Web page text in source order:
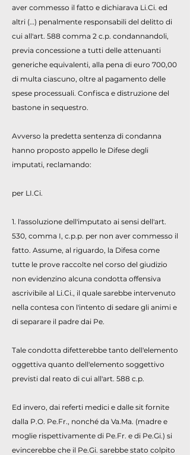
aver commesso il fatto e dichiarava Li.Ci. ed
altri (…) penalmente responsabili del delitto di
cui all'art. 588 comma 2 c.p. condannandoli,
previa concessione a tutti delle attenuanti
generiche equivalenti, alla pena di euro 700,00
di multa ciascuno, oltre al pagamento delle
spese processuali. Confisca e distruzione del
bastone in sequestro.
Avverso la predetta sentenza di condanna
hanno proposto appello le Difese degli
imputati, reclamando:
per LI.Ci.
1. l'assoluzione dell'imputato ai sensi dell'art.
530, comma I, c.p.p. per non aver commesso il
fatto. Assume, al riguardo, la Difesa come
tutte le prove raccolte nel corso del giudizio
non evidenzino alcuna condotta offensiva
ascrivibile al Li.Ci., il quale sarebbe intervenuto
nella contesa con l'intento di sedare gli animi e
di separare il padre dai Pe.
Tale condotta difetterebbe tanto dell'elemento
oggettiva quanto dell'elemento soggettivo
previsti dal reato di cui all'art. 588 c.p.
Ed invero, dai referti medici e dalle sit fornite
dalla P.O. Pe.Fr., nonché da Va.Ma. (madre e
moglie rispettivamente di Pe.Fr. e di Pe.Gi.) si
evincerebbe che il Pe.Gi. sarebbe stato colpito